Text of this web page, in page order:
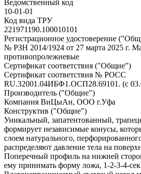
Ведомственный код
10-01-01
Код вида ТРУ
221971190.100010101
Регистрационное удостоверение
№ РЗН 2014/1924 от 27 марта 2025 г.
противопролежневые
Сертификат соответствия ("Общие")
Сертификат соответствия № РОСС
RU.32001.04ИБФ1.ОСП28.69101. (с
Производитель ("Общие")
Компания ВиЦыАн, ООО г.Уфа
Конструктив ("Общие")
Уникальный, запатентованный,
формирует независимые конусы,
слоем натурального,
распределяют давление тела на
Поперечный профиль на нижней
ему принимать форму ложа, 1-2-3-4-